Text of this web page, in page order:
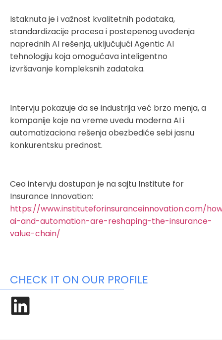
Istaknuta je i važnost kvalitetnih podataka,
standardizacije procesa i postepenog uvođenja
naprednih AI rešenja, uključujući Agentic AI
tehnologiju koja omogućava inteligentno
izvršavanje kompleksnih zadataka.
Intervju pokazuje da se industrija već brzo menja, a
kompanije koje na vreme uvedu moderna AI i
automatizaciona rešenja obezbediće sebi jasnu
konkurentsku prednost.
Ceo intervju dostupan je na sajtu Institute for
Insurance Innovation:
https://www.instituteforinsuranceinnovation.com/
ai-and-automation-are-reshaping-the-insurance-
value-chain/
CHECK IT ON OUR PROFILE